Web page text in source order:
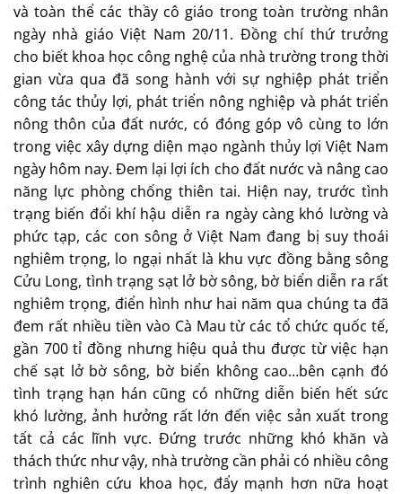
và toàn thể các thầy cô giáo trong toàn trường nhân
ngày nhà giáo Việt Nam 20/11. Đồng chí thứ trưởng
cho biết khoa học công nghệ của nhà trường trong thời
gian vừa qua đã song hành với sự nghiệp phát triển
công tác thủy lợi, phát triển nông nghiệp và phát triển
nông thôn của đất nước, có đóng góp vô cùng to lớn
trong việc xây dựng diện mạo ngành thủy lợi Việt Nam
ngày hôm nay. Đem lại lợi ích cho đất nước và nâng cao
năng lực phòng chống thiên tai. Hiện nay, trước tình
trạng biến đổi khí hậu diễn ra ngày càng khó lường và
phức tạp, các con sông ở Việt Nam đang bị suy thoái
nghiêm trọng, lo ngại nhất là khu vực đồng bằng sông
Cửu Long, tình trạng sạt lở bờ sông, bờ biển diễn ra rất
nghiêm trọng, điển hình như hai năm qua chúng ta đã
đem rất nhiều tiền vào Cà Mau từ các tổ chức quốc tế,
gần 700 tỉ đồng nhưng hiệu quả thu được từ việc hạn
chế sạt lở bờ sông, bờ biển không cao…bên cạnh đó
tình trạng hạn hán cũng có những diễn biến hết sức
khó lường, ảnh hưởng rất lớn đến việc sản xuất trong
tất cả các lĩnh vực. Đứng trước những khó khăn và
thách thức như vậy, nhà trường cần phải có nhiều công
trình nghiên cứu khoa học, đẩy mạnh hơn nữa hoạt